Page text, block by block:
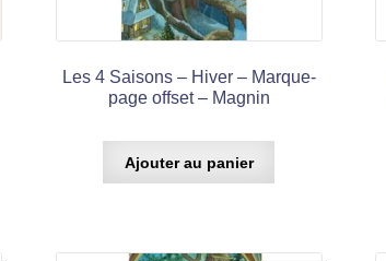
Les 4 Saisons – Hiver – Marque-
page offset – Magnin
Ajouter au panier